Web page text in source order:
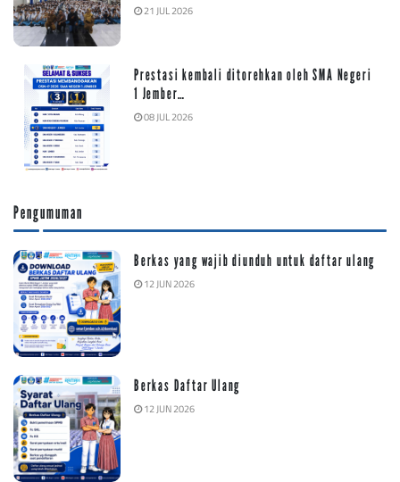
21 JUL 2026
Prestasi kembali ditorehkan oleh SMA Negeri
1 Jember…
08 JUL 2026
Pengumuman
Berkas yang wajib diunduh untuk daftar ulang
12 JUN 2026
Berkas Daftar Ulang
12 JUN 2026